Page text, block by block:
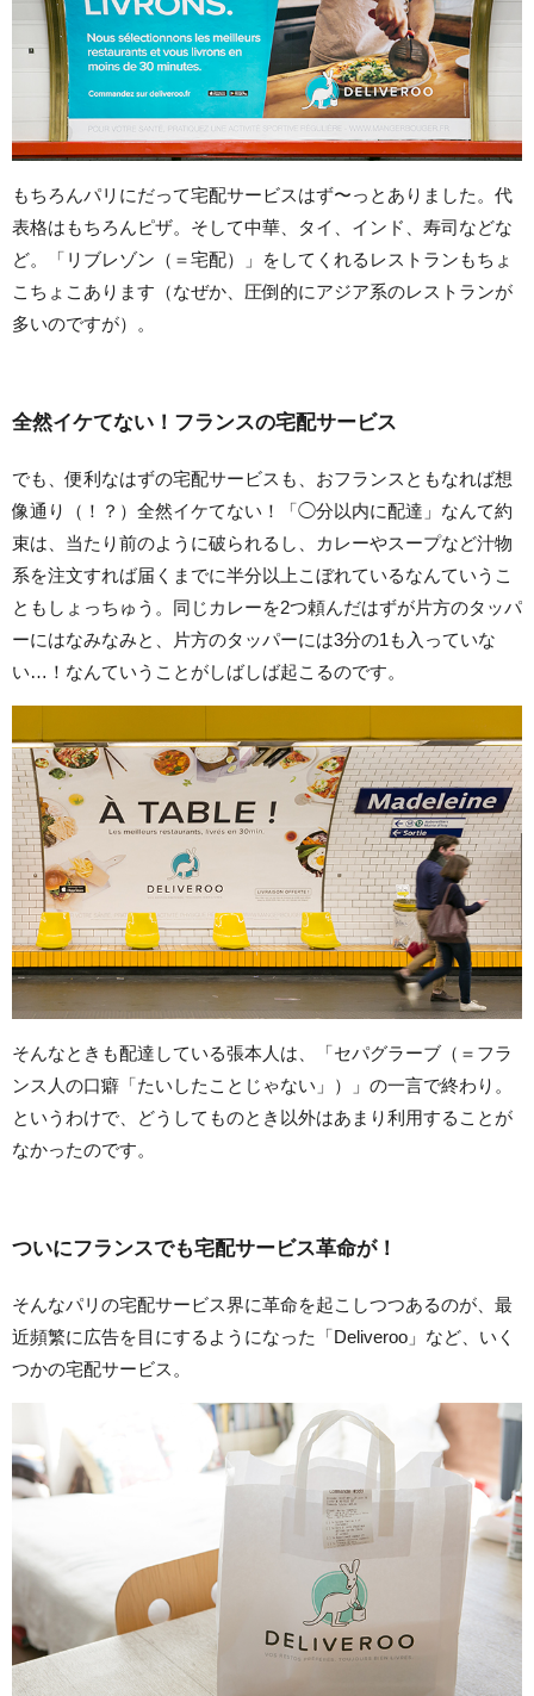
もちろんパリにだって宅配サービスはず〜っとありました。代
表格はもちろんピザ。そして中華、タイ、インド、寿司などな
ど。「リブレゾン（＝宅配）」をしてくれるレストランもちょ
こちょこあります（なぜか、圧倒的にアジア系のレストランが
多いのですが）。
全然イケてない！フランスの宅配サービス
でも、便利なはずの宅配サービスも、おフランスともなれば想
像通り（！？）全然イケてない！「◯分以内に配達」なんて約
束は、当たり前のように破られるし、カレーやスープなど汁物
系を注文すれば届くまでに半分以上こぼれているなんていうこ
ともしょっちゅう。同じカレーを2つ頼んだはずが片方のタッパ
ーにはなみなみと、片方のタッパーには3分の1も入っていな
い…！なんていうことがしばしば起こるのです。
そんなときも配達している張本人は、「セパグラーブ（＝フラ
ンス人の口癖「たいしたことじゃない」）」の一言で終わり。
というわけで、どうしてものとき以外はあまり利用することが
なかったのです。
ついにフランスでも宅配サービス革命が！
そんなパリの宅配サービス界に革命を起こしつつあるのが、最
近頻繁に広告を目にするようになった「Deliveroo」など、いく
つかの宅配サービス。